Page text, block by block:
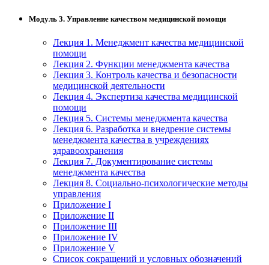
Модуль 3. Управление качеством медицинской помощи
Лекция 1. Менеджмент качества медицинской
помощи
Лекция 2. Функции менеджмента качества
Лекция 3. Контроль качества и безопасности
медицинской деятельности
Лекция 4. Экспертиза качества медицинской
помощи
Лекция 5. Системы менеджмента качества
Лекция 6. Разработка и внедрение системы
менеджмента качества в учреждениях
здравоохранения
Лекция 7. Документирование системы
менеджмента качества
Лекция 8. Социально-психологические методы
управления
Приложение I
Приложение II
Приложение III
Приложение IV
Приложение V
Список сокращений и условных обозначений